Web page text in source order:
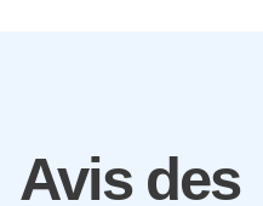
Avis des